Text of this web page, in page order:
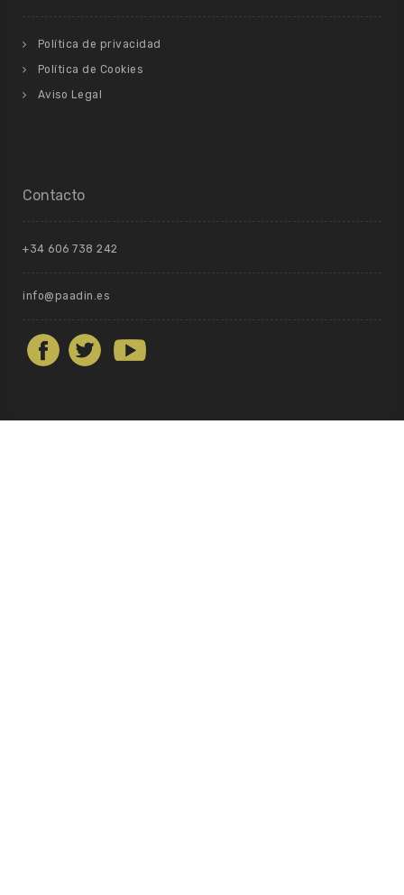
Política de privacidad
Política de Cookies
Aviso Legal
Contacto
+34 606 738 242
info@paadin.es